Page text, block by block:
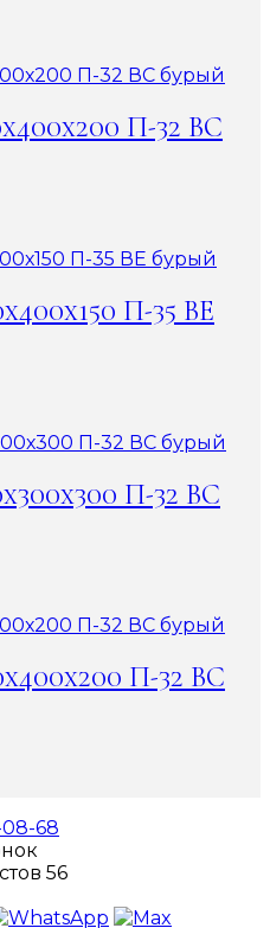
П-32 ВС
П-35 ВЕ
П-32 ВС
П-32 ВС
68
56